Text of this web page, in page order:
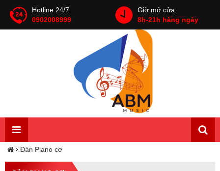
Hotline 24/7
0902008999
Giờ mở cửa
8h-21h hàng ngày
Đàn Piano cơ